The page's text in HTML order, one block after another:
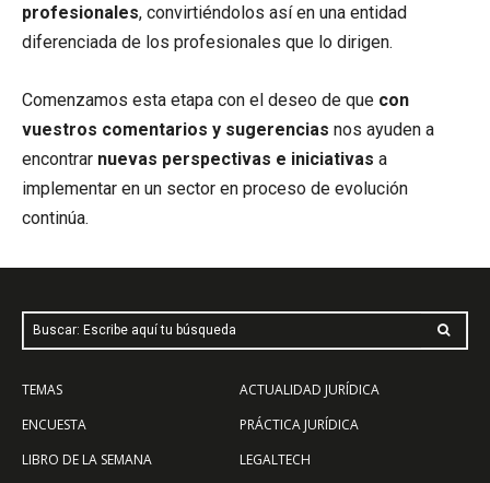
profesionales, convirtiéndolos así en una entidad
diferenciada de los profesionales que lo dirigen.
Comenzamos esta etapa con el deseo de que con
vuestros comentarios y sugerencias nos ayuden a
encontrar nuevas perspectivas e iniciativas a
implementar en un sector en proceso de evolución
continúa.
Buscar: Escribe aquí tu búsqueda
TEMAS
ENCUESTA
LIBRO DE LA SEMANA
ACTUALIDAD JURÍDICA
PRÁCTICA JURÍDICA
LEGALTECH